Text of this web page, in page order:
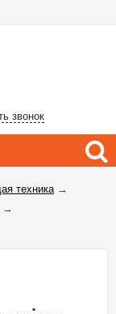
звонок
техника→
→